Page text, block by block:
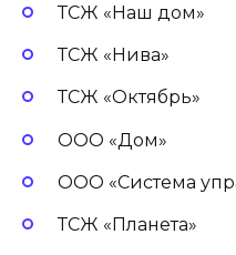
ТСЖ «Наш дом»
ТСЖ «Нива»
ТСЖ «Октябрь»
ООО «Дом»
ООО «Система
ТСЖ «Планета»